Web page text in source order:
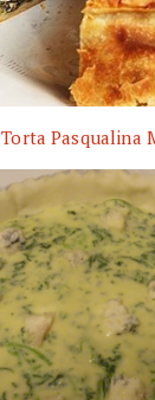
Torta Pasqualina